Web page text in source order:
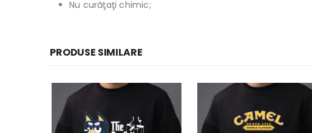
Nu curăţaţi chimic;
PRODUSE SIMILARE